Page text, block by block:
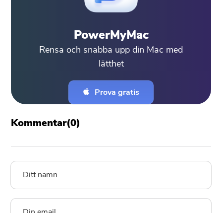
PowerMyMac
Rensa och snabba upp din Mac med
lätthet
Prova gratis
Kommentar(0)